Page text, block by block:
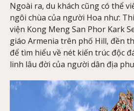
Ngoài ra, du khách cũng có thể
ngôi chùa của người Hoa như:
viện Kong Meng San Phor Kark
giáo Armenia trên phố Hill, đền
để tìm hiểu về nét kiến trúc độc
linh lâu đời của người dân địa